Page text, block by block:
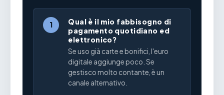
1
Qual è il mio fabbisogno di
pagamento quotidiano ed
elettronico?
Se uso già carte e bonifici, l'euro
digitale aggiunge poco. Se
gestisco molto contante, è un
canale alternativo.